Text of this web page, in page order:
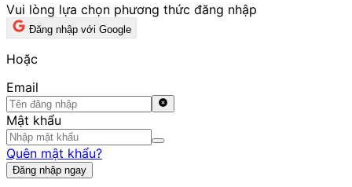
Vui lòng lựa chọn phương thức đăng nhập
Đăng nhập với Google
Hoặc
Email
Mật khẩu
Quên mật khẩu?
Đăng nhập ngay